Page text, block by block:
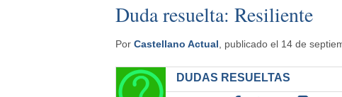
Duda resuelta: Resiliente
Por Castellano Actual , publicado el 14 de
DUDAS RESUELTAS